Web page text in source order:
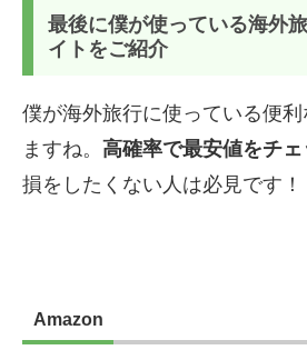
最後に僕が使っている海外
イトをご紹介
僕が海外旅行に使っている便
ますね。 高確率で最安値をチェ
損をしたくない人は必見です！
Amazon